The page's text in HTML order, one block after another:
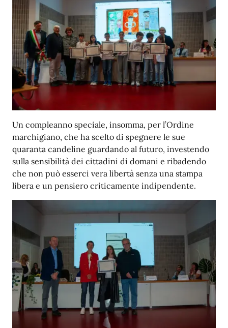
Un compleanno speciale, insomma, per l’Ordine
marchigiano, che ha scelto di spegnere le sue
quaranta candeline guardando al futuro, investendo
sulla sensibilità dei cittadini di domani e ribadendo
che non può esserci vera libertà senza una stampa
libera e un pensiero criticamente indipendente.